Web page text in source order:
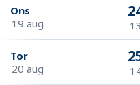
Ons
19 aug
Tor
20 aug